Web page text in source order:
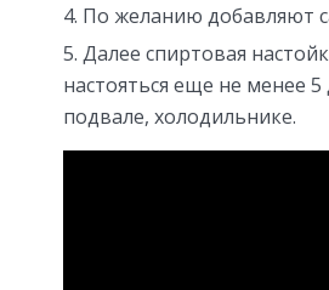
По желанию добавляют
Далее спиртовая
настояться еще не менее 5
подвале, холодильнике.